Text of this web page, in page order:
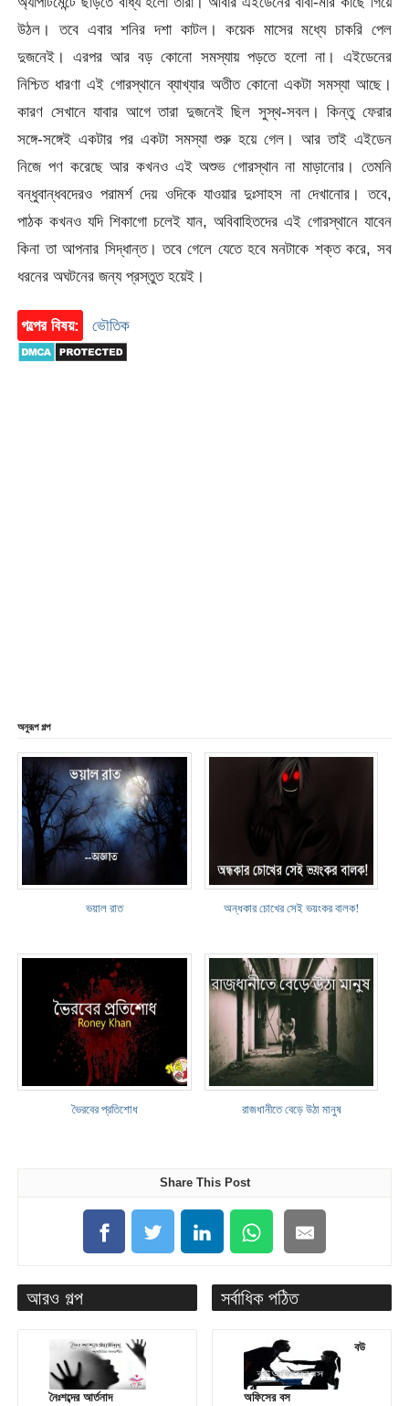
উঠল। তবে এবার শনির দশা কাটল। কয়েক মাসের মধ্যে চাকরি পেল
দুজনেই। এরপর আর বড় কোনো সমস্যায় পড়তে হলো না। এইডেনের
নিশ্চিত ধারণা এই গোরস্থানে ব্যাখ্যার অতীত কোনো একটা সমস্যা আছে।
কারণ সেখানে যাবার আগে তারা দুজনেই ছিল সুস্থ-সবল। কিন্তু ফেরার
সঙ্গে-সঙ্গেই একটার পর একটা সমস্যা শুরু হয়ে গেল। আর তাই এইডেন
নিজে পণ করেছে আর কখনও এই অশুভ গোরস্থান না মাড়ানোর। তেমনি
বন্ধুবান্ধবদেরও পরামর্শ দেয় ওদিকে যাওয়ার দুঃসাহস না দেখানোর। তবে,
পাঠক কখনও যদি শিকাগো চলেই যান, অবিবাহিতদের এই গোরস্থানে যাবেন
কিনা তা আপনার সিদ্ধান্ত। তবে গেলে যেতে হবে মনটাকে শক্ত করে, সব
ধরনের অঘটনের জন্য প্রস্তুত হয়েই।
গল্পের বিষয়: ভৌতিক
অনুরূপ গল্প
ভয়াল রাত অন্ধকার চোখের সেই ভয়ংকর বালক!
ভৈরবের প্রতিশোধ রাজধানীতে বেড়ে উঠা মানুষ
Share This Post
আরও গল্প
নৈঃশব্দের আর্তনাদ
সর্বাধিক পঠিত
বউ
অফিসের বস